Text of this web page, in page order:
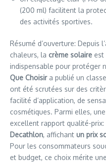
(200 ml) facilitent la
des activités sportives.
Résumé d’ouverture: Depuis
chaleurs, la crème solaire est
indispensable pour protéger
Que Choisira publié un
ont été scrutées sur des
facilité d’application, de
cosmétiques. Parmi elles,
excellent rapport qualité-prix:
Decathlon, affichant un prix
Pour les consommateurs
et budget, ce choix mérite